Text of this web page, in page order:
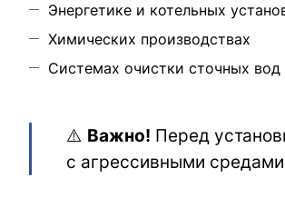
Энергетике и котельных
Химических производствах
Системах очистки сточных вод
⚠️ Важно! Перед
с агрессивными